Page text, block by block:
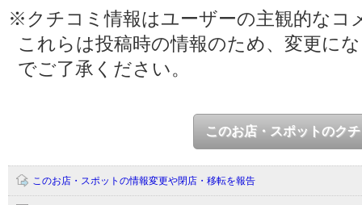
※クチコミ情報はユーザーの主観的なコ
これらは投稿時の情報のため、変更に
でご了承ください。
このお店・スポットのク
このお店・スポットの情報変更や閉店・移転を報告